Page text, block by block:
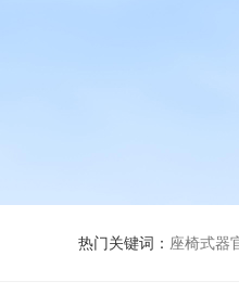
热门关键词： 座椅式器